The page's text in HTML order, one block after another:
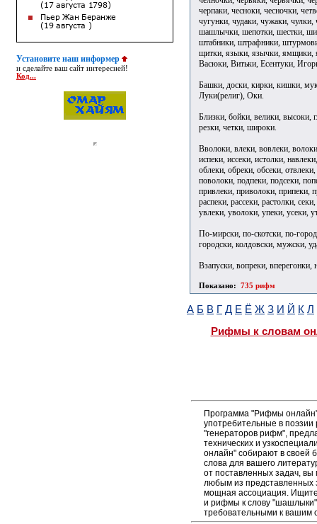
Установите наш информер
и сделайте ваш сайт интересней!
Код...
черпаки, чесноки, чесночки,
чугунки, чудаки, чужаки,
шашлычки, шепотки, шестки,
штабники, штрафники,
щитки, языки, язычки, ямщики,
Васюки, Витьки, Есентуки,
Башки, доски, кирки, кишки,
Луки(религ), Оки.
Близки, бойки, велики, высоки,
резки, четки, широки.
Вволоки, влеки, вовлеки,
испеки, иссеки, истолки,
облеки, обреки, обсеки,
поволоки, подпеки, подсеки,
привлеки, приволоки, припеки,
распеки, рассеки, растолки,
увлеки, уволоки, упеки, усеки,
По-мирски, по-скотски, по-
городски, колдовски, мужски,
Взапуски, вопреки, вперегонки,
Показано: 735 рифм
А Б В Г Д Е Ё Ж З И Й К Л
Рифмы к словам
Программа "Рифмы
употребительные в
"генераторов рифм",
технических и
онлайн" собирают в своей
слова для вашего
от поставленных задач,
любым из
мощная ассоциация. Ищите
и рифмы к слову "шашлыки"
требовательными к вашим